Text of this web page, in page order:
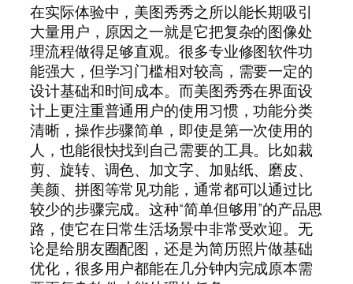
在实际体验中，美图秀秀之所以能长期吸引
大量用户，原因之一就是它把复杂的图像处
理流程做得足够直观。很多专业修图软件功
能强大，但学习门槛相对较高，需要一定的
设计基础和时间成本。而美图秀秀在界面设
计上更注重普通用户的使用习惯，功能分类
清晰，操作步骤简单，即使是第一次使用的
人，也能很快找到自己需要的工具。比如裁
剪、旋转、调色、加文字、加贴纸、磨皮、
美颜、拼图等常见功能，通常都可以通过比
较少的步骤完成。这种“简单但够用”的产品思
路，使它在日常生活场景中非常受欢迎。无
论是给朋友圈配图，还是为简历照片做基础
优化，很多用户都能在几分钟内完成原本需